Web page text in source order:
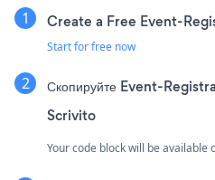
Create a Free Event-
Start for free now
Скопируйте Event-
Scrivito
Your code block will be available